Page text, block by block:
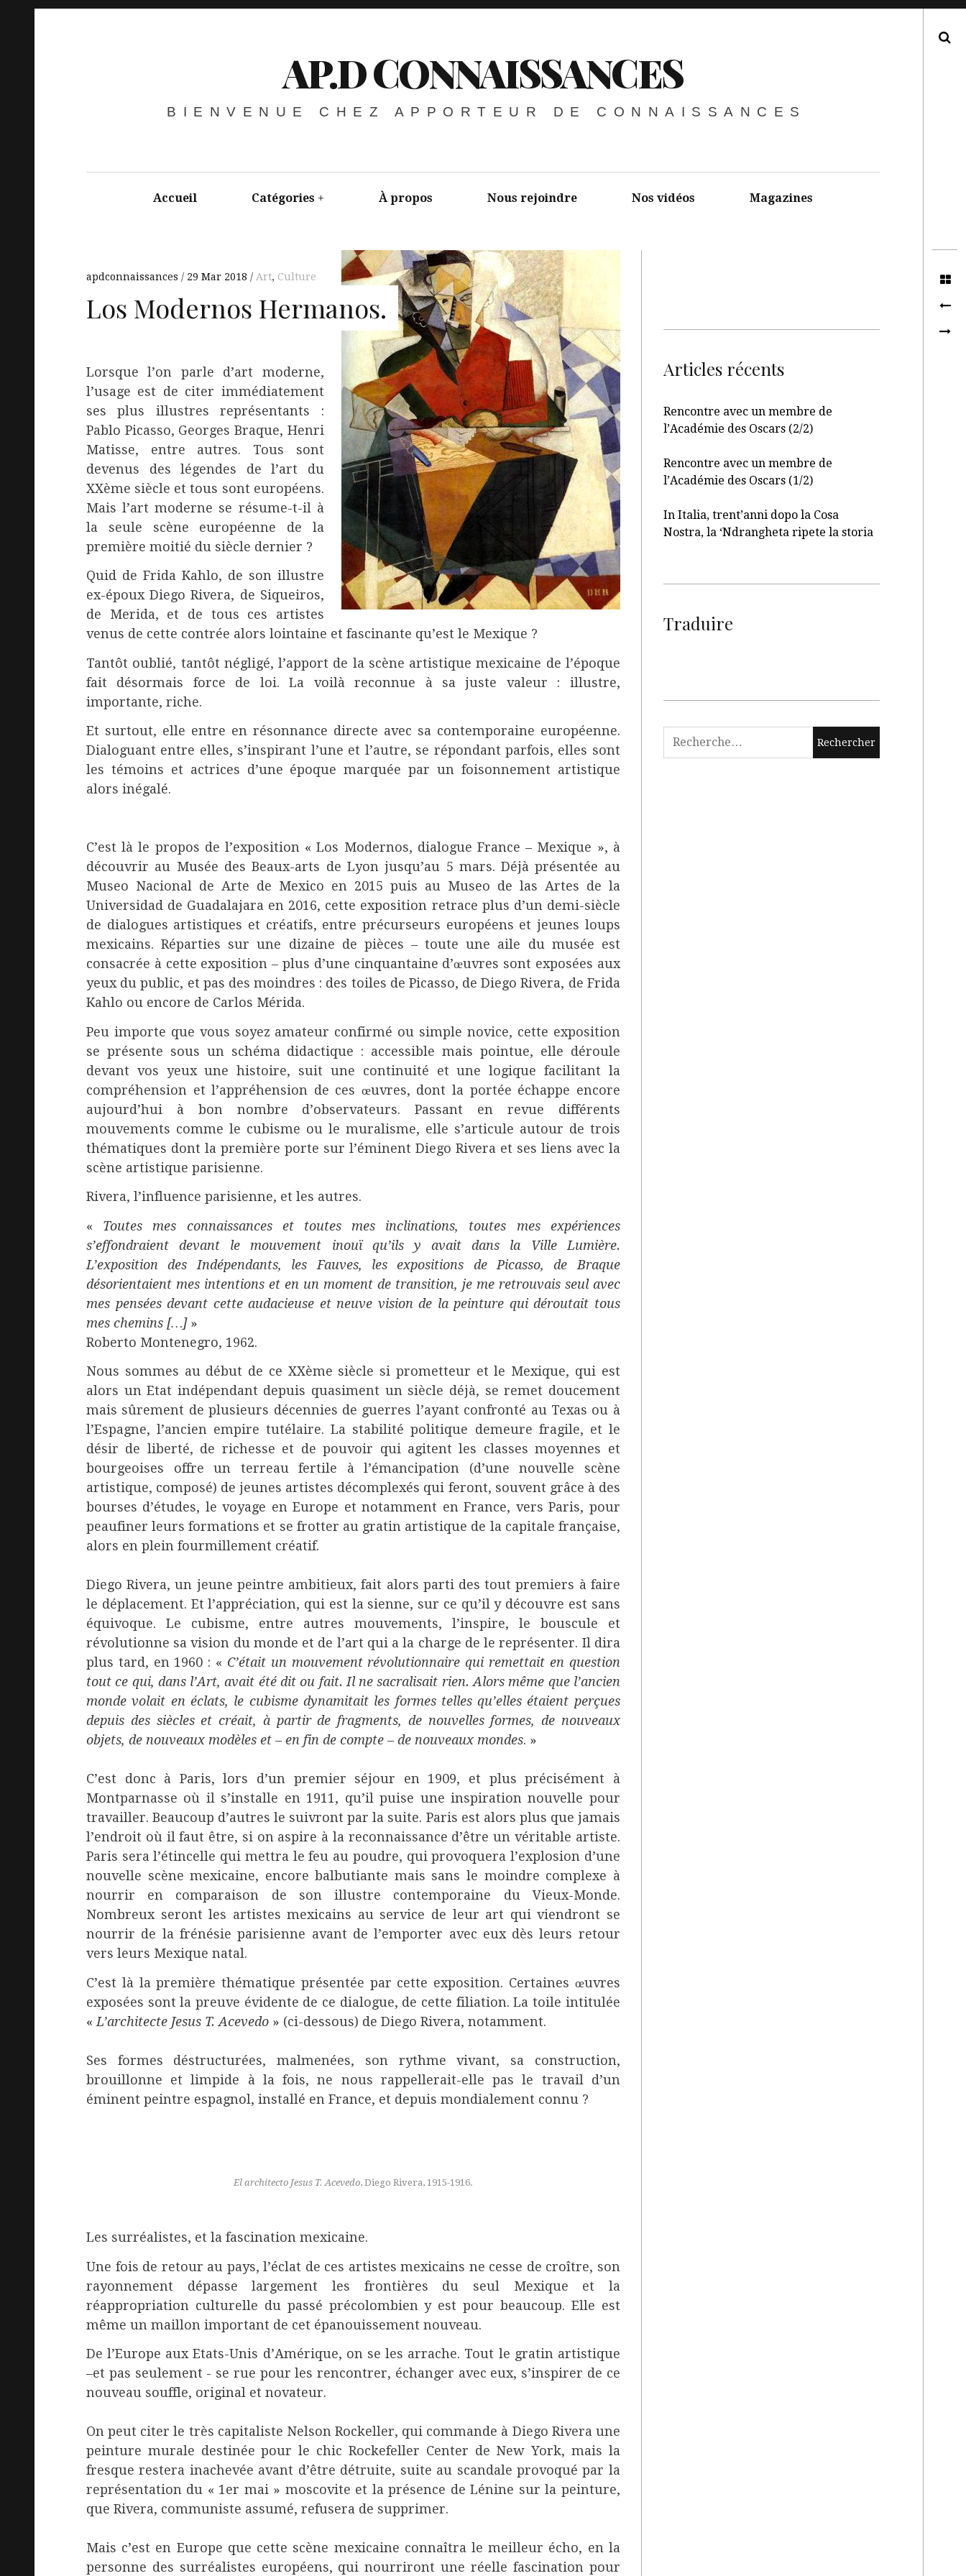
AP.D CONNAISSANCES
BIENVENUE CHEZ APPORTEUR DE CONNAISSANCES
Accueil Catégories À propos Nous rejoindre Nos vidéos Magazines
apdconnaissances 29 Mar 2018 Art, Culture
Los Modernos Hermanos.
Lorsque l’on parle d’art moderne,
l’usage est de citer immédiatement
ses plus illustres représentants :
Pablo Picasso, Georges Braque, Henri
Matisse, entre autres. Tous sont
devenus des légendes de l’art du
XXème siècle et tous sont européens.
Mais l’art moderne se résume-t-il à
la seule scène européenne de la
première moitié du siècle dernier ?
Quid de Frida Kahlo, de son illustre
ex-époux Diego Rivera, de Siqueiros,
de Merida, et de tous ces artistes
venus de cette contrée alors lointaine et fascinante qu’est le Mexique ?
Tantôt oublié, tantôt négligé, l’apport de la scène artistique mexicaine de l’époque
fait désormais force de loi. La voilà reconnue à sa juste valeur : illustre,
importante, riche.
Et surtout, elle entre en résonnance directe avec sa contemporaine européenne.
Dialoguant entre elles, s’inspirant l’une et l’autre, se répondant parfois, elles sont
les témoins et actrices d’une époque marquée par un foisonnement artistique
alors inégalé.
C’est là le propos de l’exposition « Los Modernos, dialogue France – Mexique », à
découvrir au Musée des Beaux-arts de Lyon jusqu’au 5 mars. Déjà présentée au
Museo Nacional de Arte de Mexico en 2015 puis au Museo de las Artes de la
Universidad de Guadalajara en 2016, cette exposition retrace plus d’un demi-siècle
de dialogues artistiques et créatifs, entre précurseurs européens et jeunes loups
mexicains. Réparties sur une dizaine de pièces – toute une aile du musée est
consacrée à cette exposition – plus d’une cinquantaine d’œuvres sont exposées aux
yeux du public, et pas des moindres : des toiles de Picasso, de Diego Rivera, de Frida
Kahlo ou encore de Carlos Mérida.
Peu importe que vous soyez amateur confirmé ou simple novice, cette exposition
se présente sous un schéma didactique : accessible mais pointue, elle déroule
devant vos yeux une histoire, suit une continuité et une logique facilitant la
compréhension et l’appréhension de ces œuvres, dont la portée échappe encore
aujourd’hui à bon nombre d’observateurs. Passant en revue différents
mouvements comme le cubisme ou le muralisme, elle s’articule autour de trois
thématiques dont la première porte sur l’éminent Diego Rivera et ses liens avec la
scène artistique parisienne.
Rivera, l’influence parisienne, et les autres.
« Toutes mes connaissances et toutes mes inclinations, toutes mes expériences
s’effondraient devant le mouvement inouï qu’ils y avait dans la Ville Lumière.
L’exposition des Indépendants, les Fauves, les expositions de Picasso, de Braque
désorientaient mes intentions et en un moment de transition, je me retrouvais seul avec
mes pensées devant cette audacieuse et neuve vision de la peinture qui déroutait tous
mes chemins […]»
Roberto Montenegro, 1962.
Nous sommes au début de ce XXème siècle si prometteur et le Mexique, qui est
alors un Etat indépendant depuis quasiment un siècle déjà, se remet doucement
mais sûrement de plusieurs décennies de guerres l’ayant confronté au Texas ou à
l’Espagne, l’ancien empire tutélaire. La stabilité politique demeure fragile, et le
désir de liberté, de richesse et de pouvoir qui agitent les classes moyennes et
bourgeoises offre un terreau fertile à l’émancipation (d’une nouvelle scène
artistique, composé) de jeunes artistes décomplexés qui feront, souvent grâce à des
bourses d’études, le voyage en Europe et notamment en France, vers Paris, pour
peaufiner leurs formations et se frotter au gratin artistique de la capitale française,
alors en plein fourmillement créatif.
Diego Rivera, un jeune peintre ambitieux, fait alors parti des tout premiers à faire
le déplacement. Et l’appréciation, qui est la sienne, sur ce qu’il y découvre est sans
équivoque. Le cubisme, entre autres mouvements, l’inspire, le bouscule et
révolutionne sa vision du monde et de l’art qui a la charge de le représenter. Il dira
plus tard, en 1960 : « C’était un mouvement révolutionnaire qui remettait en question
tout ce qui, dans l’Art, avait été dit ou fait. Il ne sacralisait rien. Alors même que l’ancien
monde volait en éclats, le cubisme dynamitait les formes telles qu’elles étaient perçues
depuis des siècles et créait, à partir de fragments, de nouvelles formes, de nouveaux
objets, de nouveaux modèles et – en fin de compte – de nouveaux mondes. »
C’est donc à Paris, lors d’un premier séjour en 1909, et plus précisément à
Montparnasse où il s’installe en 1911, qu’il puise une inspiration nouvelle pour
travailler. Beaucoup d’autres le suivront par la suite. Paris est alors plus que jamais
l’endroit où il faut être, si on aspire à la reconnaissance d’être un véritable artiste.
Paris sera l’étincelle qui mettra le feu au poudre, qui provoquera l’explosion d’une
nouvelle scène mexicaine, encore balbutiante mais sans le moindre complexe à
nourrir en comparaison de son illustre contemporaine du Vieux-Monde.
Nombreux seront les artistes mexicains au service de leur art qui viendront se
nourrir de la frénésie parisienne avant de l’emporter avec eux dès leurs retour
vers leurs Mexique natal.
C’est là la première thématique présentée par cette exposition. Certaines œuvres
exposées sont la preuve évidente de ce dialogue, de cette filiation. La toile intitulée
« L’architecte Jesus T. Acevedo » (ci-dessous) de Diego Rivera, notamment.
Ses formes déstructurées, malmenées, son rythme vivant, sa construction,
brouillonne et limpide à la fois, ne nous rappellerait-elle pas le travail d’un
éminent peintre espagnol, installé en France, et depuis mondialement connu ?
El architecto Jesus T. Acevedo, Diego Rivera, 1915-1916.
Les surréalistes, et la fascination mexicaine.
Une fois de retour au pays, l’éclat de ces artistes mexicains ne cesse de croître, son
rayonnement dépasse largement les frontières du seul Mexique et la
réappropriation culturelle du passé précolombien y est pour beaucoup. Elle est
même un maillon important de cet épanouissement nouveau.
De l’Europe aux Etats-Unis d’Amérique, on se les arrache. Tout le gratin artistique
–et pas seulement - se rue pour les rencontrer, échanger avec eux, s’inspirer de ce
nouveau souffle, original et novateur.
On peut citer le très capitaliste Nelson Rockeller, qui commande à Diego Rivera une
peinture murale destinée pour le chic Rockefeller Center de New York, mais la
fresque restera inachevée avant d’être détruite, suite au scandale provoqué par la
représentation du « 1er mai » moscovite et la présence de Lénine sur la peinture,
que Rivera, communiste assumé, refusera de supprimer.
Mais c’est en Europe que cette scène mexicaine connaîtra le meilleur écho, en la
personne des surréalistes européens, qui nourriront une réelle fascination pour
Articles récents
Rencontre avec un membre de
l’Académie des Oscars (2/2)
Rencontre avec un membre de
l’Académie des Oscars (1/2)
In Italia, trent’anni dopo la Cosa
Nostra, la ‘Ndrangheta ripete la storia
Traduire